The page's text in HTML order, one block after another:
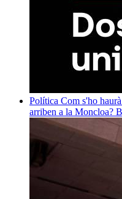
Política Com s'ho
arriben a la Moncloa?